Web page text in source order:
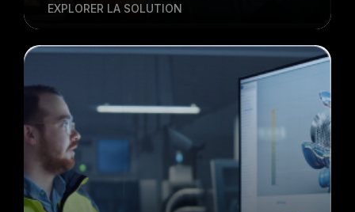
EXPLORER LA SOLUTION